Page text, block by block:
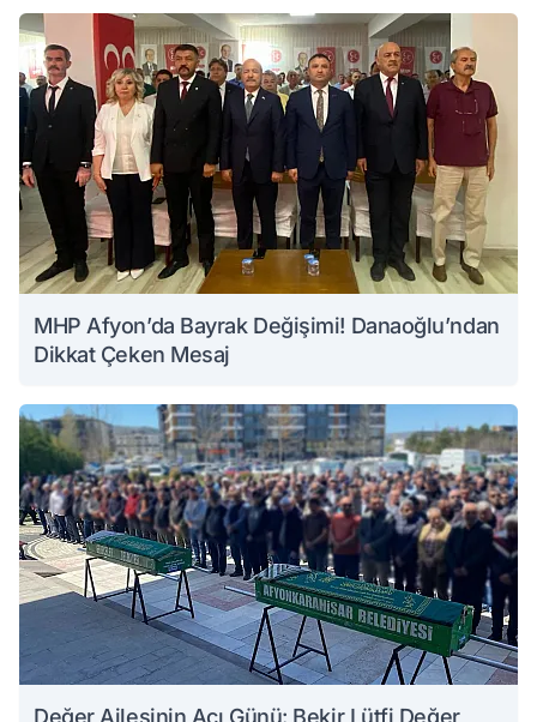
MHP Afyon’da Bayrak Değişimi! Danaoğlu’ndan
Dikkat Çeken Mesaj
Değer Ailesinin Acı Günü: Bekir Lütfi Değer